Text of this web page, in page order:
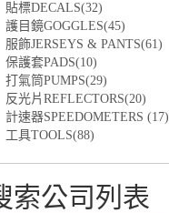
貼標DECALS(32)
護目鏡GOGGLES(45)
服飾JERSEYS & PANTS(61)
保護套PADS(10)
打氣筒PUMPS(29)
反光片REFLECTORS(20)
計速器SPEEDOMETERS (17)
工具TOOLS(88)
索公司列表